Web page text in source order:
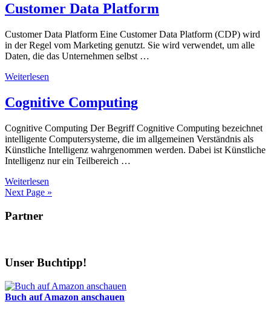
Customer Data Platform
Customer Data Platform Eine Customer Data Platform (CDP) wird
in der Regel vom Marketing genutzt. Sie wird verwendet, um alle
Daten, die das Unternehmen selbst …
Weiterlesen
Cognitive Computing
Cognitive Computing Der Begriff Cognitive Computing bezeichnet
intelligente Computersysteme, die im allgemeinen Verständnis als
Künstliche Intelligenz wahrgenommen werden. Dabei ist Künstliche
Intelligenz nur ein Teilbereich …
Weiterlesen
Next Page »
Partner
Unser Buchtipp!
Buch auf Amazon anschauen